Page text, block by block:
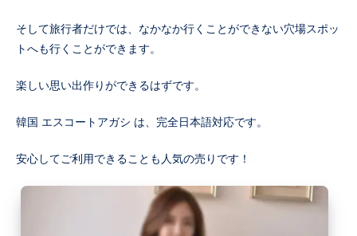
そして旅行者だけでは、なかなか行くことができない穴場スポッ
トへも行くことができます。
楽しい思い出作りができるはずです。
韓国 エスコートアガシ は、完全日本語対応です。
安心してご利用できることも人気の売りです！